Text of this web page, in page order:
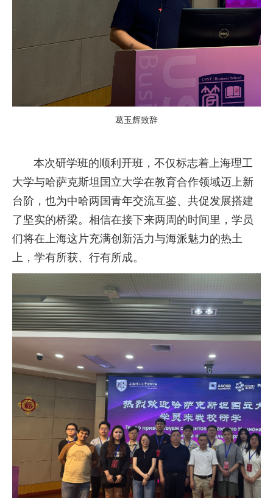
葛玉辉致辞
本次研学班的顺利开班，不仅标志着上海理工
大学与哈萨克斯坦国立大学在教育合作领域迈上新
台阶，也为中哈两国青年交流互鉴、共促发展搭建
了坚实的桥梁。相信在接下来两周的时间里，学员
们将在上海这片充满创新活力与海派魅力的热土
上，学有所获、行有所成。